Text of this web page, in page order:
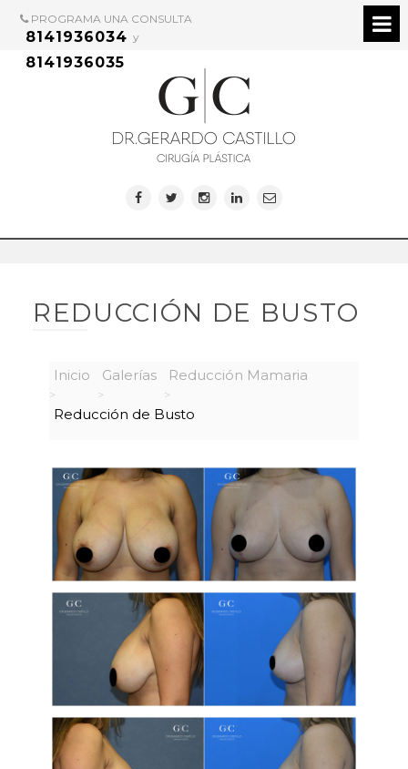
PROGRAMA UNA CONSULTA
8141936034 y
8141936035
REDUCCIÓN DE BUSTO
Inicio Galerías Reducción Mamaria
Reducción de Busto